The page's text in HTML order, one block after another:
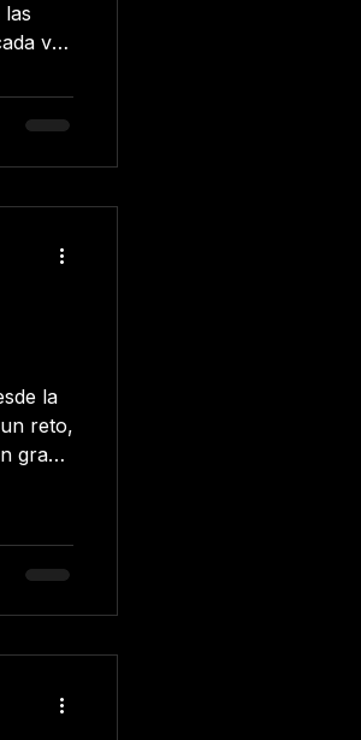
vez
del
la
reto,
gran
y